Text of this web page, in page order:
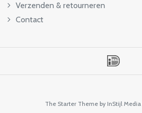
Verzenden & retourneren
Contact
The Starter Theme by InStijl Media